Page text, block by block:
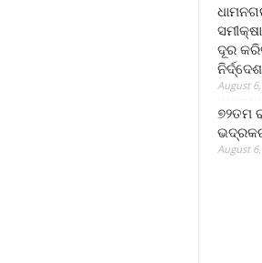
ଦୂର
ନିର୍ଦ୍ଦେଶ
August
୭୨ତମ
August